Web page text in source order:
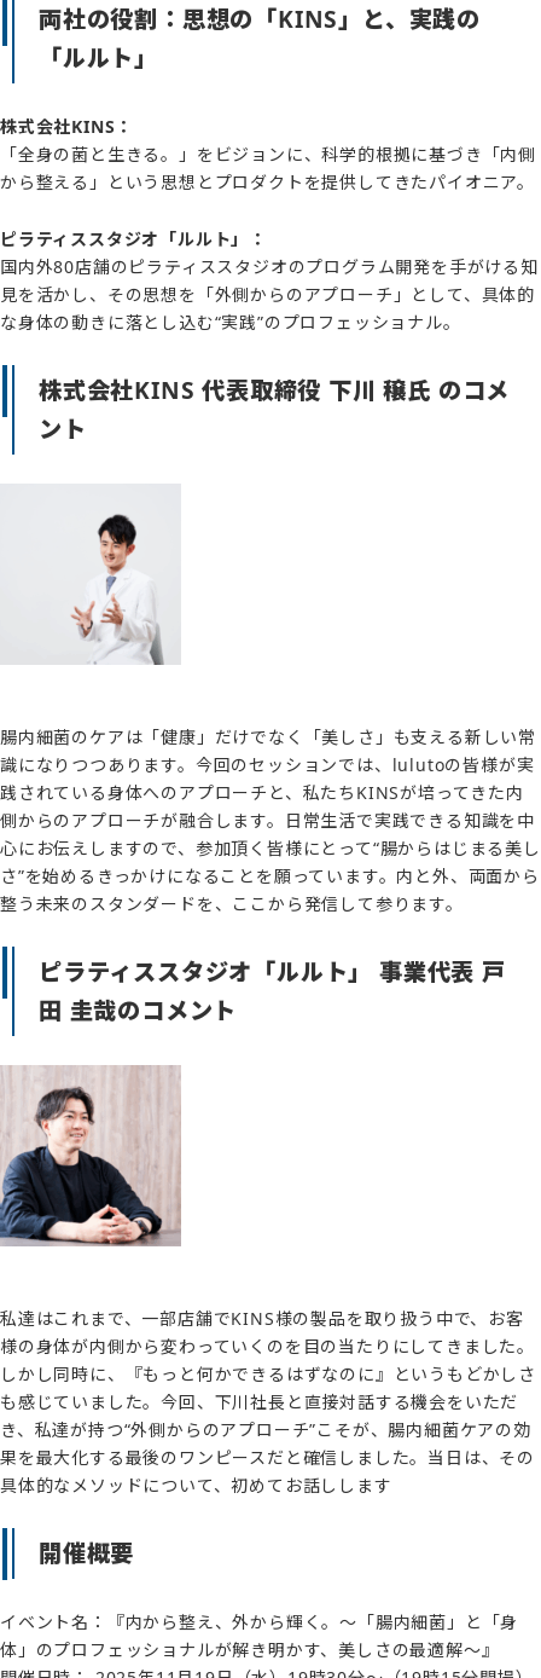
CONTACT
両社の役割：思想の「KINS」と、実践の
「ルルト」
株式会社KINS：
「全身の菌と生きる。」をビジョンに、科学的根拠に基づき「内側
から整える」という思想とプロダクトを提供してきたパイオニア。
ピラティススタジオ「ルルト」：
国内外80店舗のピラティススタジオのプログラム開発を手がける知
見を活かし、その思想を「外側からのアプローチ」として、具体的
な身体の動きに落とし込む“実践”のプロフェッショナル。
株式会社KINS 代表取締役 下川 穣氏 のコメ
ント
腸内細菌のケアは「健康」だけでなく「美しさ」も支える新しい常
識になりつつあります。今回のセッションでは、lulutoの皆様が実
践されている身体へのアプローチと、私たちKINSが培ってきた内
側からのアプローチが融合します。日常生活で実践できる知識を中
心にお伝えしますので、参加頂く皆様にとって“腸からはじまる美し
さ”を始めるきっかけになることを願っています。内と外、両面から
整う未来のスタンダードを、ここから発信して参ります。
ピラティススタジオ「ルルト」 事業代表 戸
田 圭哉のコメント
私達はこれまで、一部店舗でKINS様の製品を取り扱う中で、お客
様の身体が内側から変わっていくのを目の当たりにしてきました。
しかし同時に、『もっと何かできるはずなのに』というもどかしさ
も感じていました。今回、下川社長と直接対話する機会をいただ
き、私達が持つ“外側からのアプローチ”こそが、腸内細菌ケアの効
果を最大化する最後のワンピースだと確信しました。当日は、その
具体的なメソッドについて、初めてお話しします
開催概要
イベント名：『内から整え、外から輝く。～「腸内細菌」と「身
体」のプロフェッショナルが解き明かす、美しさの最適解〜』